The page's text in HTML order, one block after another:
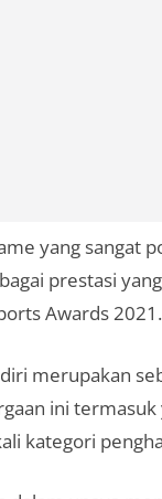
yang sangat
prestasi
Awards 2021.
merupakan
ini
kategori